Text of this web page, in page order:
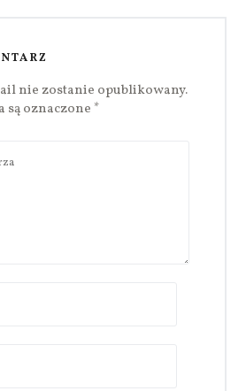
nie zostanie opublikowany.
są oznaczone *